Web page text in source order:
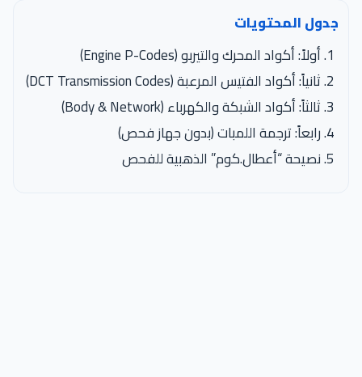
جدول المحتويات
أولاً: أكواد المحرك والتيربو (Engine P-Codes)
ثانياً: أكواد الفتيس المرعبة (DCT Transmission Codes)
ثالثاً: أكواد الشبكة والكهرباء (Body & Network)
رابعاً: ترجمة اللمبات (بدون جهاز فحص)
نصيحة “أعطال.كوم” الذهبية للفحص